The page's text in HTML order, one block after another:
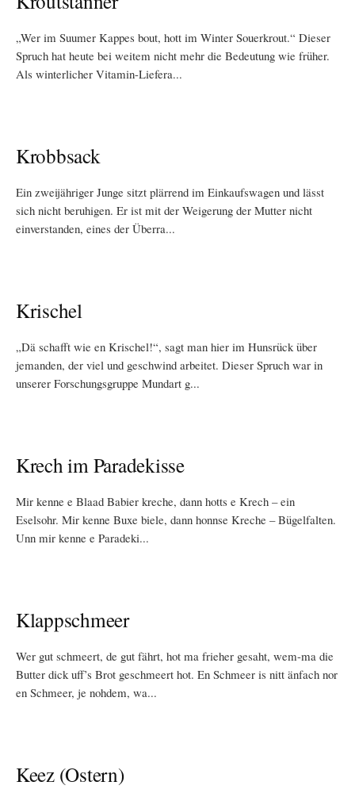
„Wer im Suumer Kappes bout, hott im Winter Souerkrout.“ Dieser
Spruch hat heute bei weitem nicht mehr die Bedeutung wie früher.
Als winterlicher Vitamin-Liefera...
Krobbsack
Ein zweijähriger Junge sitzt plärrend im Einkaufswagen und lässt
sich nicht beruhigen. Er ist mit der Weigerung der Mutter nicht
einverstanden, eines der Überra...
Krischel
„Dä schafft wie en Krischel!“, sagt man hier im Hunsrück über
jemanden, der viel und geschwind arbeitet. Dieser Spruch war in
unserer Forschungsgruppe Mundart g...
Krech im Paradekisse
Mir kenne e Blaad Babier kreche, dann hotts e Krech – ein
Eselsohr. Mir kenne Buxe biele, dann honnse Kreche – Bügelfalten.
Unn mir kenne e Paradeki...
Klappschmeer
Wer gut schmeert, de gut fährt, hot ma frieher gesaht, wem-ma die
Butter dick uff’s Brot geschmeert hot. En Schmeer is nitt änfach nor
en Schmeer, je nohdem, wa...
Keez (Ostern)